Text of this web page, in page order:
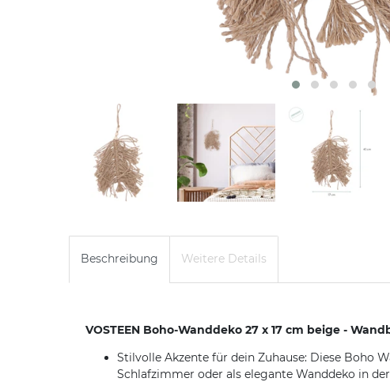
Beschreibung Weitere Details
VOSTEEN Boho-Wanddeko 27 x 17 cm beige -
Stilvolle Akzente für dein Zuhause: Diese Boho
Schlafzimmer oder als elegante Wanddeko in